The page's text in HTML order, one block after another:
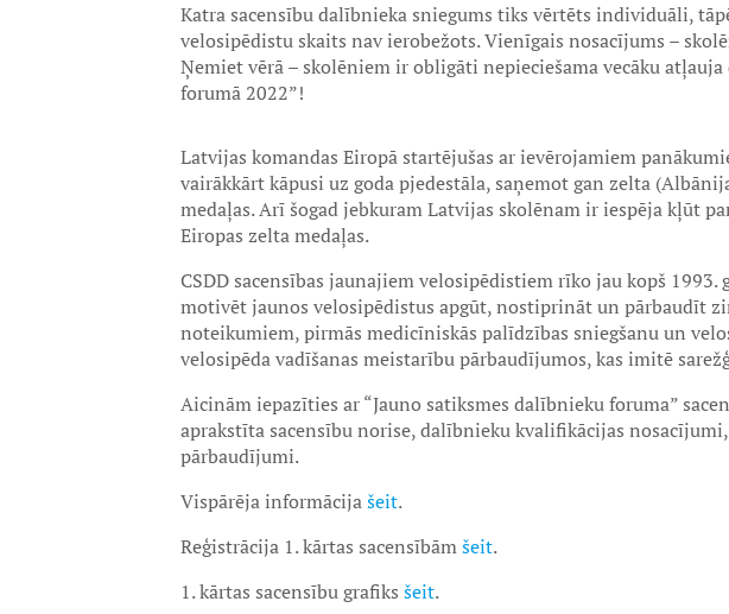
Katra sacensību dalībnieka sniegums tiks vērtēts individuāli,
velosipēdistu skaits nav ierobežots. Vienīgais nosacījums –
Ņemiet vērā – skolēniem ir obligāti nepieciešama vecāku
forumā 2022”!
Latvijas komandas Eiropā startējušas ar ievērojamiem
vairākkārt kāpusi uz goda pjedestāla, saņemot gan zelta
medaļas. Arī šogad jebkuram Latvijas skolēnam ir iespēja kļūt
Eiropas zelta medaļas.
CSDD sacensības jaunajiem velosipēdistiem rīko jau kopš
motivēt jaunos velosipēdistus apgūt, nostiprināt un pārbaudīt
noteikumiem, pirmās medicīniskās palīdzības sniegšanu un
velosipēda vadīšanas meistarību pārbaudījumos, kas imitē
Aicinām iepazīties ar “Jauno satiksmes dalībnieku foruma”
aprakstīta sacensību norise, dalībnieku kvalifikācijas
pārbaudījumi.
Vispārēja informācijašeit.
Reģistrācija 1. kārtas sacensībāmšeit.
1. kārtas sacensību grafiks šeit.